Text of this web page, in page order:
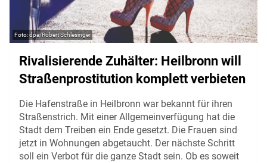
dpa/Robert Schlesinger
Rivalisierende Zuhälter: Heilbronn will
Straßenprostitution komplett verbieten
Die Hafenstraße in Heilbronn war bekannt für ihren
Straßenstrich. Mit einer Allgemeinverfügung hat die
Stadt dem Treiben ein Ende gesetzt. Die Frauen sind
jetzt in Wohnungen abgetaucht. Der nächste Schritt
soll ein Verbot für die ganze Stadt sein. Ob es soweit